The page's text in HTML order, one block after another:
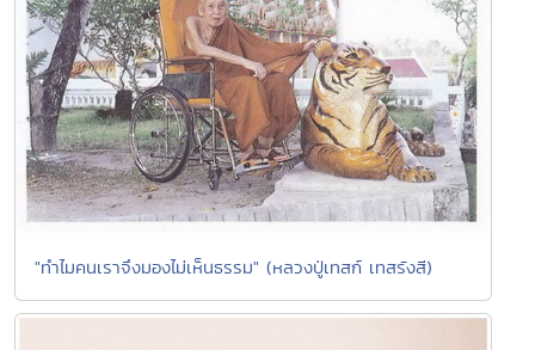
"ทำไมคนเราจึงมองไม่เห็นธรรม" (หลวงปู่เทสก์ เทสรังสี)